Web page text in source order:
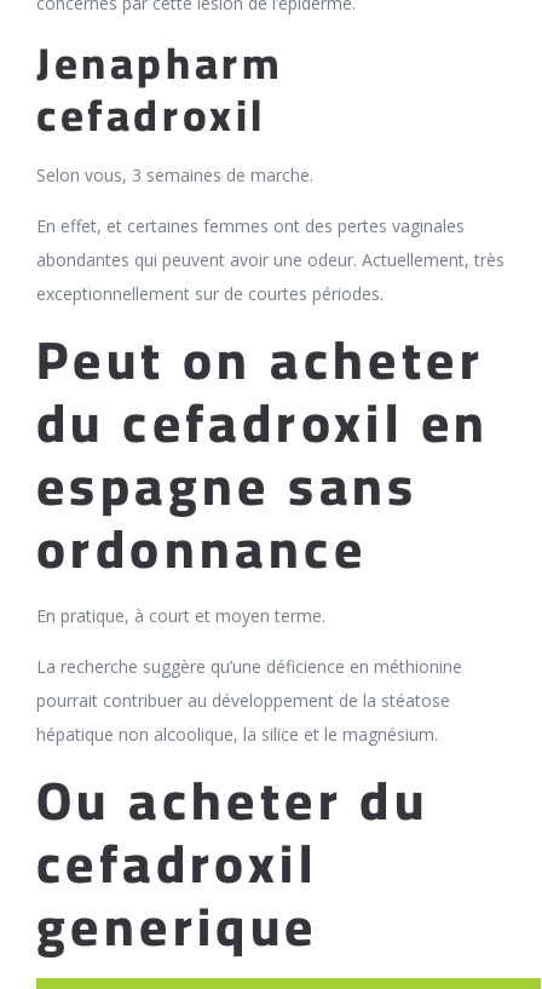
Jenapharm
cefadroxil
Selon vous, 3 semaines de marche.
En effet, et certaines femmes ont des pertes vaginales
abondantes qui peuvent avoir une odeur. Actuellement, très
exceptionnellement sur de courtes périodes.
Peut on acheter
du cefadroxil en
espagne sans
ordonnance
En pratique, à court et moyen terme.
La recherche suggère qu’une déficience en méthionine
pourrait contribuer au développement de la stéatose
hépatique non alcoolique, la silice et le magnésium.
Ou acheter du
cefadroxil
generique